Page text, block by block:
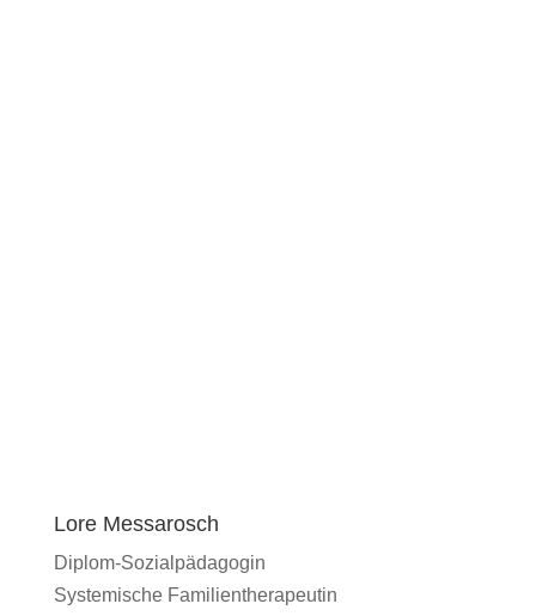
Lore Messarosch
Diplom-Sozialpädagogin
Systemische Familientherapeutin